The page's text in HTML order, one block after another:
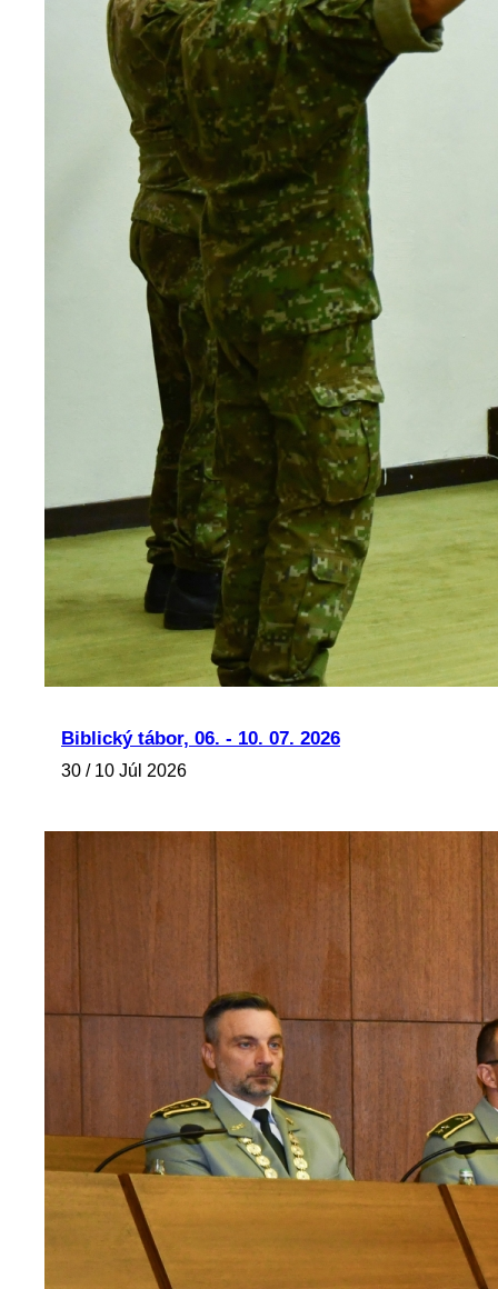
Biblický tábor, 06. - 10. 07. 2026
30 / 10 Júl 2026